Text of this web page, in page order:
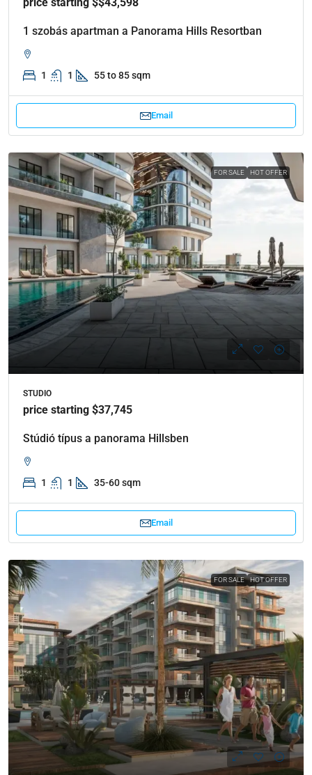
price starting $$43,598
1 szobás apartman a Panorama Hills Resortban
1 1 55 to 85 sqm
Email
FOR SALE HOT OFFER
STUDIO
price starting $37,745
Stúdió típus a panorama Hillsben
1 1 35-60 sqm
Email
FOR SALE HOT OFFER